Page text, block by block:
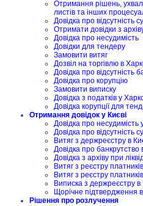
Отримання рішень, ухвал
листів та інших
Довідка про відсутність
Отримати довідки з
Довідка про несудимість
Довідки для тендеру
Замовити витяг
Дозвіл на торгівлю в
Довідка про відсутність
Довідка про корупцію
Замовити виписку
Довідка з податків у
Довідка корупції для
Отримання довідок у Києві
Довідка про несудимість
Довідка про відсутність
Витяг з держреєстру в
Довідка про банкрутство
Довідка з архіву при
Витяг з реєстру
Витяг з реєстру
Виписка з держреєстру в
Щорічне підтвердження
Рішення про розлучення